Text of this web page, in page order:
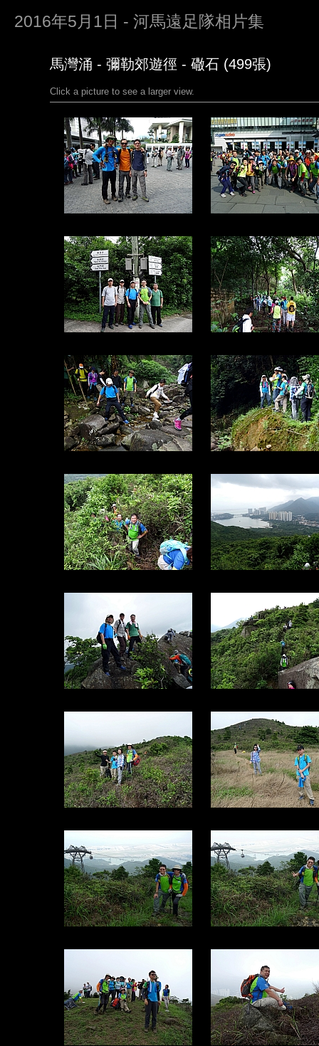
2016年5月1日 - 河馬遠足隊相片集
馬灣涌 - 彌勒郊遊徑 - 䃟石 (499張)
Click a picture to see a larger view.